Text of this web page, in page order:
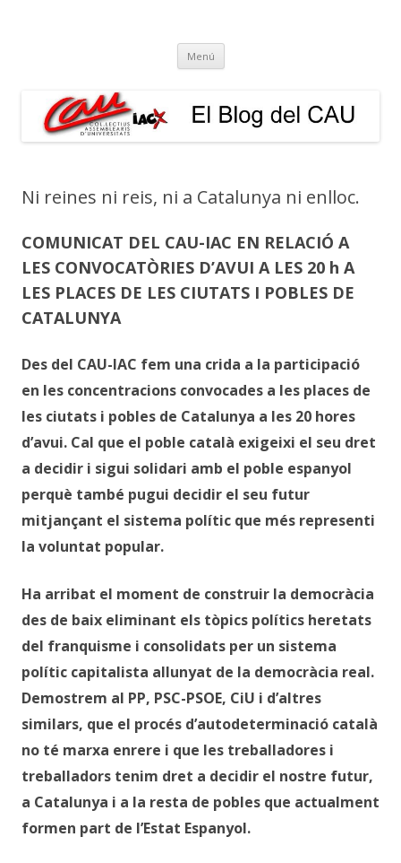
Menú Vés
contingut
Ni reines ni reis, ni a Catalunya ni enlloc.
COMUNICAT DEL CAU-IAC EN RELACIÓ A
LES CONVOCATÒRIES D’AVUI A LES 20 h A
LES PLACES DE LES CIUTATS I POBLES DE
CATALUNYA
Des del CAU-IAC fem una crida a la participació
en les concentracions convocades a les places de
les ciutats i pobles de Catalunya a les 20 hores
d’avui. Cal que el poble català exigeixi el seu dret
a decidir i sigui solidari amb el poble espanyol
perquè també pugui decidir el seu futur
mitjançant el sistema polític que més representi
la voluntat popular.
Ha arribat el moment de construir la democràcia
des de baix eliminant els tòpics polítics heretats
del franquisme i consolidats per un sistema
polític capitalista allunyat de la democràcia real.
Demostrem al PP, PSC-PSOE, CiU i d’altres
similars, que el procés d’autodeterminació català
no té marxa enrere i que les treballadores i
treballadors tenim dret a decidir el nostre futur,
a Catalunya i a la resta de pobles que actualment
formen part de l’Estat Espanyol.